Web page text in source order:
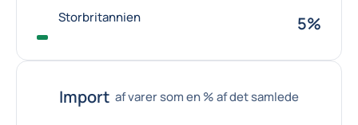
Storbritannien 5%
Import af varer som en % af det samlede